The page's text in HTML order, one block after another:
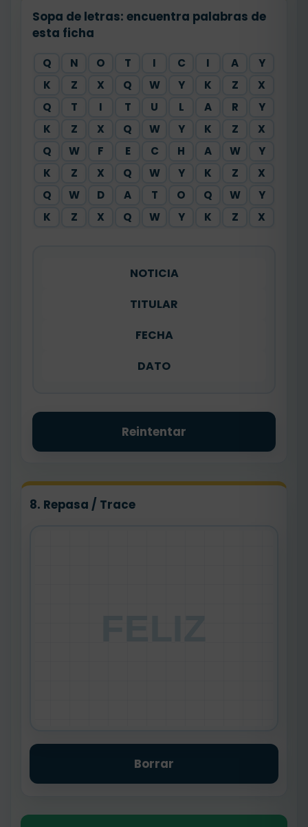
Sopa de letras: encuentra palabras de
esta ficha
Q N O T I C I A
Y
K
Z X Q W Y K Z
X
Q
T I T U L A R
Y
K
Z X Q W Y K Z
X
Q
W F E C H A W
Y
K
Z X Q W Y K Z
X
Q
W D A T O Q W
Y
K
Z X Q W Y K Z X
NOTICIA
TITULAR
FECHA
DATO
Reintentar
8. Repasa / Trace
Borrar